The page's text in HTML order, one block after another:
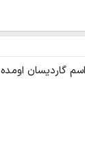
گاردیسان اومده